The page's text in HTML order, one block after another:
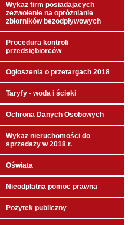
Wykaz firm posiadajacych
zezwolenie na opróżnianie
zbiorników bezodpływowych
Procedura kontroli
przedsiębiorców
Ogłoszenia o przetargach 2018
Taryfy - woda i ścieki
Ochrona Danych Osobowych
Wykaz nieruchomości do
sprzedaży w 2018 r.
Oświata
Nieodpłatna pomoc prawna
Pożytek publiczny